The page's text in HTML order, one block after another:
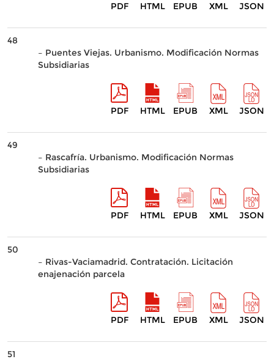
PDF HTML EPUB XML JSON
48
– Puentes Viejas. Urbanismo. Modificación Normas
Subsidiarias
PDF HTML EPUB XML JSON
49
– Rascafría. Urbanismo. Modificación Normas
Subsidiarias
PDF HTML EPUB XML JSON
50
– Rivas-Vaciamadrid. Contratación. Licitación
enajenación parcela
PDF HTML EPUB XML JSON
51